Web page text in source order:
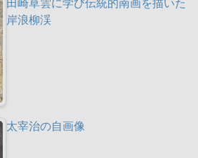
岸浪柳渓
太宰治の自画像